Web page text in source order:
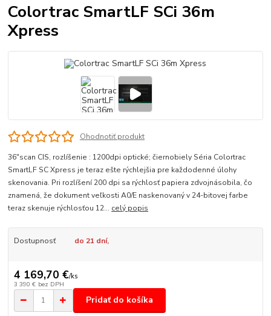
Colortrac SmartLF SCi 36m
Xpress
Ohodnotiť produkt
36"scan CIS, rozlíšenie : 1200dpi optické; čiernobiely Séria Colortrac
SmartLF SC Xpress je teraz ešte rýchlejšia pre každodenné úlohy
skenovania. Pri rozlíšení 200 dpi sa rýchlosť papiera zdvojnásobila, čo
znamená, že dokument veľkosti A0/E naskenovaný v 24-bitovej farbe
teraz skenuje rýchlosťou 12... celý popis
Dostupnosť do 21 dní,
4 169,70 €/ks
3 390 € bez DPH
Pridať do košíka